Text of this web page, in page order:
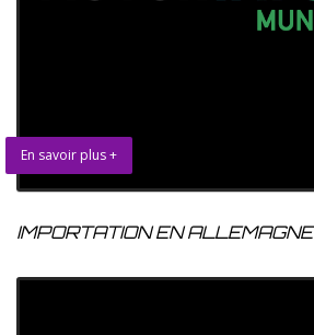
En savoir plus +
IMPORTATION EN ALLEMAGNE